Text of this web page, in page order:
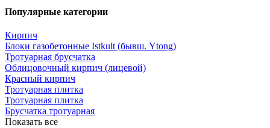
Популярные категории
Кирпич
Блоки газобетонные Istkult (бывш. Ytong)
Тротуарная брусчатка
Облицовочный кирпич (лицевой)
Красный кирпич
Тротуарная плитка
Тротуарная плитка
Брусчатка тротуарная
Показать все